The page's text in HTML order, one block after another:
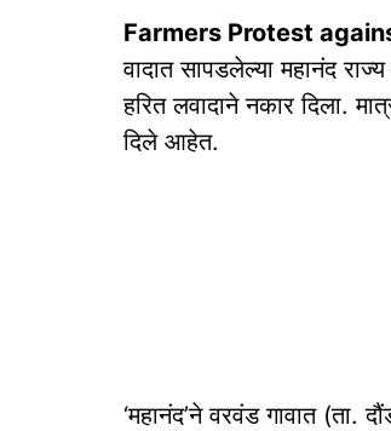
Farmers Protest
वादात सापडलेल्या महानंद
हरित लवादाने नकार दिला.
दिले आहेत.
‘महानंद’ने वरवंड गावात